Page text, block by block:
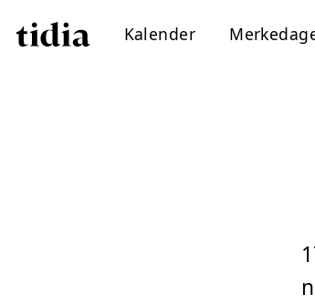
Kalender